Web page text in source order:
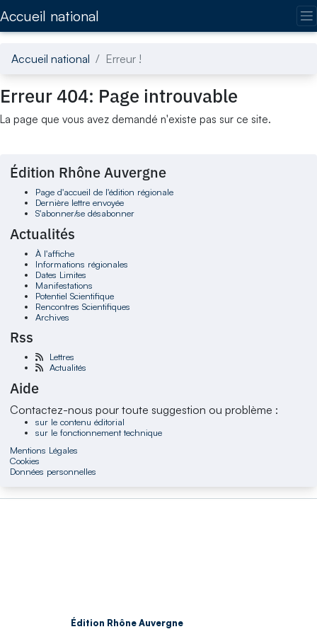
Accueil national
Accueil national Erreur !
Erreur 404: Page introuvable
La page que vous avez demandé n'existe pas sur ce site.
Édition Rhône Auvergne
Page d'accueil de l'édition régionale
Dernière lettre envoyée
S'abonner/se désabonner
Actualités
À l'affiche
Informations régionales
Dates Limites
Manifestations
Potentiel Scientifique
Rencontres Scientifiques
Archives
Rss
Lettres
Actualités
Aide
Contactez-nous pour toute suggestion ou problème :
sur le contenu éditorial
sur le fonctionnement technique
Mentions Légales
Cookies
Données personnelles
Édition Rhône Auvergne